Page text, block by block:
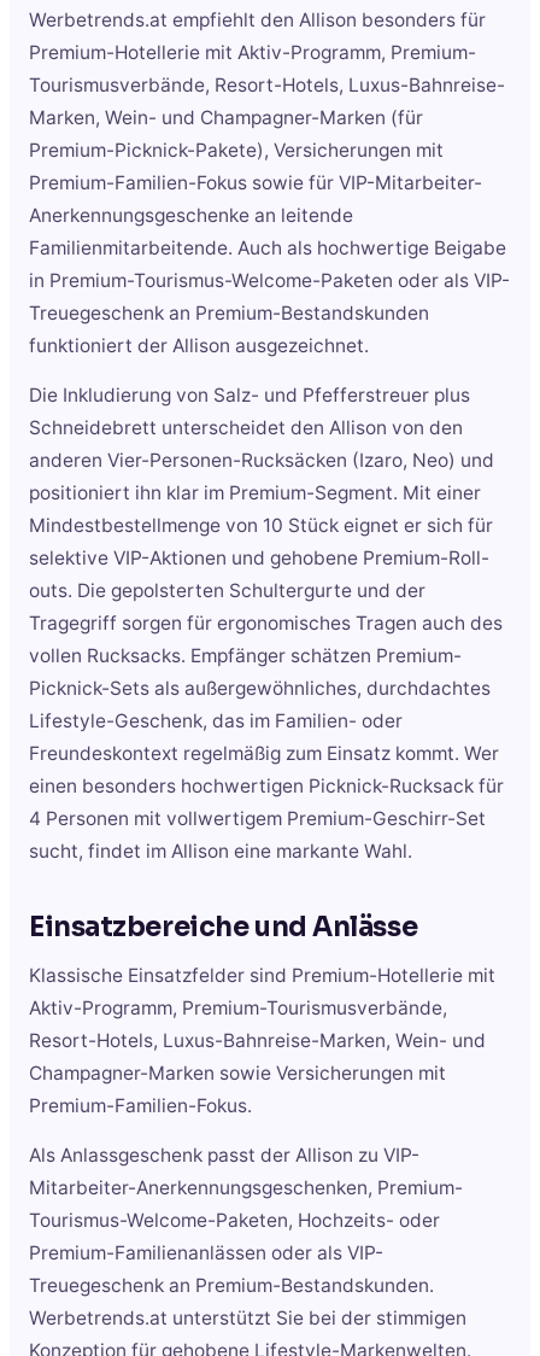
Werbetrends.at empfiehlt den Allison besonders für
Premium-Hotellerie mit Aktiv-Programm, Premium-
Tourismusverbände, Resort-Hotels, Luxus-Bahnreise-
Marken, Wein- und Champagner-Marken (für
Premium-Picknick-Pakete), Versicherungen mit
Premium-Familien-Fokus sowie für VIP-Mitarbeiter-
Anerkennungsgeschenke an leitende
Familienmitarbeitende. Auch als hochwertige Beigabe
in Premium-Tourismus-Welcome-Paketen oder als VIP-
Treuegeschenk an Premium-Bestandskunden
funktioniert der Allison ausgezeichnet.
Die Inkludierung von Salz- und Pfefferstreuer plus
Schneidebrett unterscheidet den Allison von den
anderen Vier-Personen-Rucksäcken (Izaro, Neo) und
positioniert ihn klar im Premium-Segment. Mit einer
Mindestbestellmenge von 10 Stück eignet er sich für
selektive VIP-Aktionen und gehobene Premium-Roll-
outs. Die gepolsterten Schultergurte und der
Tragegriff sorgen für ergonomisches Tragen auch des
vollen Rucksacks. Empfänger schätzen Premium-
Picknick-Sets als außergewöhnliches, durchdachtes
Lifestyle-Geschenk, das im Familien- oder
Freundeskontext regelmäßig zum Einsatz kommt. Wer
einen besonders hochwertigen Picknick-Rucksack für
4 Personen mit vollwertigem Premium-Geschirr-Set
sucht, findet im Allison eine markante Wahl.
Einsatzbereiche und Anlässe
Klassische Einsatzfelder sind Premium-Hotellerie mit
Aktiv-Programm, Premium-Tourismusverbände,
Resort-Hotels, Luxus-Bahnreise-Marken, Wein- und
Champagner-Marken sowie Versicherungen mit
Premium-Familien-Fokus.
Als Anlassgeschenk passt der Allison zu VIP-
Mitarbeiter-Anerkennungsgeschenken, Premium-
Tourismus-Welcome-Paketen, Hochzeits- oder
Premium-Familienanlässen oder als VIP-
Treuegeschenk an Premium-Bestandskunden.
Werbetrends.at unterstützt Sie bei der stimmigen
Konzeption für gehobene Lifestyle-Markenwelten.